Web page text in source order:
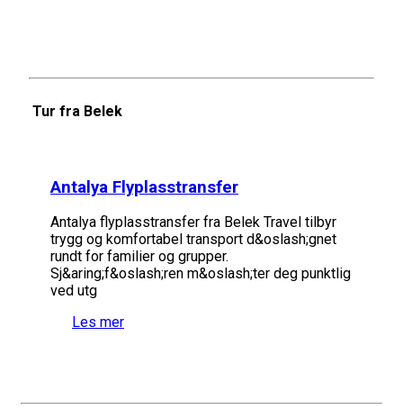
Tur fra Belek
Antalya Flyplasstransfer
Antalya flyplasstransfer fra Belek Travel tilbyr
trygg og komfortabel transport d&oslash;gnet
rundt for familier og grupper.
Sj&aring;f&oslash;ren m&oslash;ter deg punktlig
ved utg
Les mer